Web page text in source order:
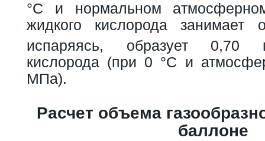
°С и нормальном
жидкого кислорода
испаряясь, образует 0,70
кислорода (при 0 °С и
МПа).
Расчет объема
баллоне